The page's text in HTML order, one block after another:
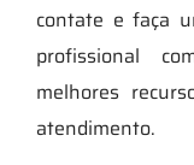
contate e faça
profissional
melhores
atendimento.